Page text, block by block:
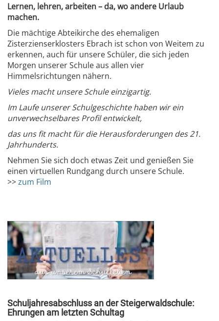
Lernen, lehren, arbeiten – da, wo andere Urlaub
machen.
Die mächtige Abteikirche des ehemaligen
Zisterzienserklosters Ebrach ist schon von Weitem zu
erkennen, auch für unsere Schüler, die sich jeden
Morgen unserer Schule aus allen vier
Himmelsrichtungen nähern.
Vieles macht unsere Schule einzigartig.
Im Laufe unserer Schulgeschichte haben wir ein
unverwechselbares Profil entwickelt,
das uns fit macht für die Herausforderungen des 21.
Jahrhunderts.
Nehmen Sie sich doch etwas Zeit und genießen Sie
einen virtuellen Rundgang durch unsere Schule.
>>zum Film
Schuljahresabschluss an der Steigerwaldschule:
Ehrungen am letzten Schultag